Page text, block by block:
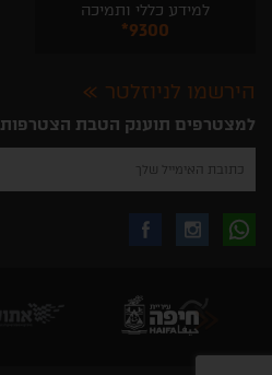
למידע כללי ותמיכה
*9300
הירשמו לניוזלטר
למצטרפים תוענק הטבת הצטרפות
להזין
שלך
לקבלת
באינסטגרם
עקבו
בפייסבוק